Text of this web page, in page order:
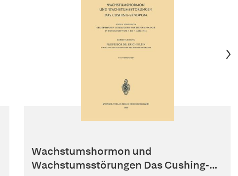
Wachstumshormon und
Wachstumsstörungen Das Cushing-